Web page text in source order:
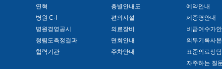
연혁
병원 C·I
병원경영공시
청렴도측정결과
협력기관
층별안내도
편의시설
의료장비
면회안내
주차안내
예약안내
제증명안내
비급여수가
의무기록사
표준의료상
자주하는 질